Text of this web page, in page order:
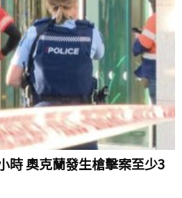
時 奧克蘭發生槍擊案至少3